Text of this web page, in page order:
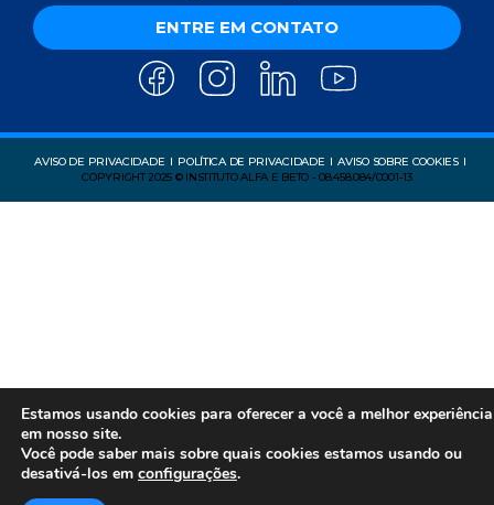
ENTRE EM CONTATO
AVISO DE PRIVACIDADE POLÍTICA DE PRIVACIDADE
AVISO SOBRE COOKIES
COPYRIGHT 2025 © INSTITUTO ALFA E BETO - 08.458.084/0001-13
Estamos usando cookies para oferecer a você a melhor experiência
em nosso site.
Você pode saber mais sobre quais cookies estamos usando ou
desativá-los em configurações.